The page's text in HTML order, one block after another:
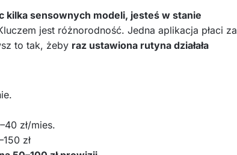
kilka sensownych modeli, jesteś w stanie
jest różnorodność. Jedna aplikacja płaci za
to tak, żeby raz ustawiona rutyna działała
zł/mies.
zł